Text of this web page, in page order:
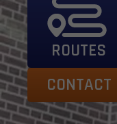
ROUTES
CONTACT